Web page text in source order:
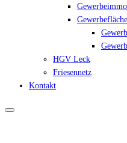
HGV Leck
Friesennetz
Kontakt